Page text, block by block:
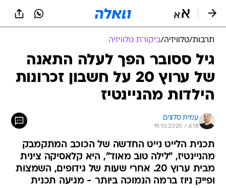
תרבות/טלוויזיה/ביקורת טלוויזיה
גיל ססובר הפך לעלה התאנה
של ערוץ 20 על חשבון זכרונות
הילדות מהניינטיז
עמית סלונים
19.10.2020 / 4:18
תכנית הלייט נייט החדשה של הכוכב המתקמבק
מהניינטיז, "לילה טוב מאוד", היא קלאסיקה צינית
מבית ערוץ 20. אחרי שעות של גידופים, השמצות
ופייק ניוז ברמה הנמוכה ביותר - מגיעה תכנית